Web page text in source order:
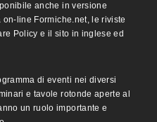
anche in versione
line Formiche.net, le riviste
Policy e il sito in inglese ed
di eventi nei diversi
e tavole rotonde aperte al
un ruolo importante e